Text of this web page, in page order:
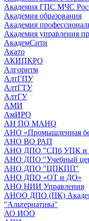
Академия ГПС МЧС
Академия образования
Академия
Академия управления
АкадемСити
Акато
АКИПКРО
Алгоритм
АлтГПУ
АлтГТУ
АлтГУ
АМИ
АмИРО
АН ПО МАНО
АНО «Промышленная
АНО ВО РАП
АНО ДПО "СПб УПК и
АНО ДПО "Учебный
АНО ДПО "ЦПКПП"
АНО ДПО «ОТ и ДО»
АНО НИИ Управления
АНОО ДПО (ПК)
"Альтернатива"
АО ИОО